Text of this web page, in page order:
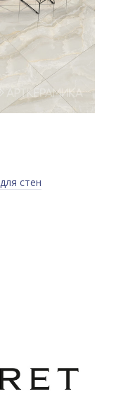
для стен